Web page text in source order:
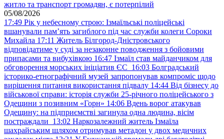
житло та транспорт громадян, є потерпілий
05/08/2026
17:49 Рік у небесному строю: Ізмаїльські поліцейські
вшанували пам’ять загиблого під час служби колеги Сороки
Михайла 17:11 Житель Білгород-Дністровського
відповідатиме у суді за незаконне поводження з бойовими
припасами та вибухівкою 16:47 Ізмаїл став майданчиком для
обговорення морських ініціатив ЄС 16:03 Болградський
історико-етнографічний музей запропонував компроміс щодо
вирішення питання використання підвалу 14:44 Від бізнесу до
військової справи: історія служби 25-річного поліцейського з
Одещини з позивним «Горн» 14:06 Вдень ворог атакував
Одещину: на підприємстві загинула одна людина, вісім
постраждали 13:02 Наркозалежний житель Ізмаїла
шахрайським шляхом отримував метадон у двох медичних